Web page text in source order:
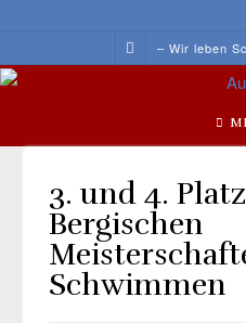
content
– Wir leben
3. und 4.
Bergischen
Schwimmen